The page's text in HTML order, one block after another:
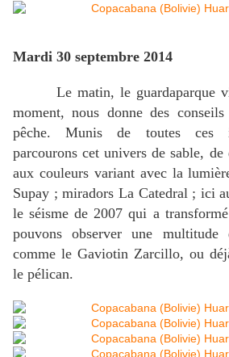
Mardi 30 septembre 2014
Le matin, le guardaparque
moment, nous donne des
pêche. Munis de toutes ces
parcourons cet univers de sable, de
aux couleurs variant avec la
Supay ; miradors La Catedral ; ici
le séisme de 2007 qui a
pouvons observer une multitude
comme le Gaviotin Zarcillo, ou
le pélican.